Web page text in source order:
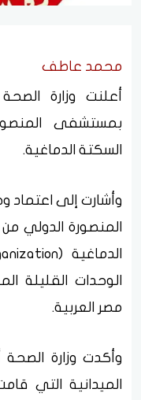
محمد عاطف
أعلنت وزارة
بمستشفى
السكتة الدماغية.
وأشارت إلى
المنصورة الدولي
الوحدات
مصر العربية.
وأكدت وزارة الصحة
الميدانية التي